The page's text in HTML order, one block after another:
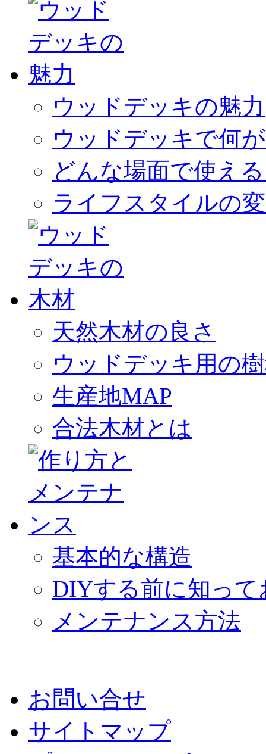
ウッドデッキの魅力
ウッドデッキで何
どんな場面で使え
ライフスタイルの
天然木材の良さ
ウッドデッキ用の
生産地MAP
合法木材とは
基本的な構造
DIYする前に知って
メンテナンス方法
お問い合せ
サイトマップ